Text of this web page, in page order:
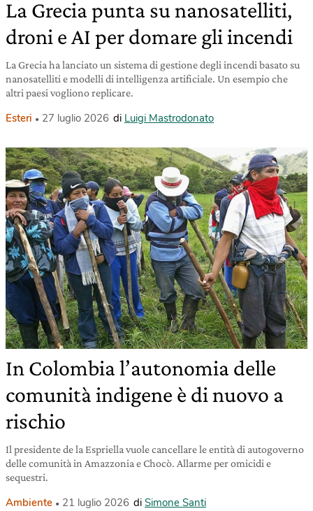
La Grecia punta su nanosatelliti,
droni e AI per domare gli incendi
La Grecia ha lanciato un sistema di gestione degli incendi basato su
nanosatelliti e modelli di intelligenza artificiale. Un esempio che
altri paesi vogliono replicare.
Esteri 27 luglio 2026 di Luigi Mastrodonato
In Colombia l’autonomia delle
comunità indigene è di nuovo a
rischio
Il presidente de la Espriella vuole cancellare le entità di autogoverno
delle comunità in Amazzonia e Chocò. Allarme per omicidi e
sequestri.
Ambiente 21 luglio 2026 di Simone Santi